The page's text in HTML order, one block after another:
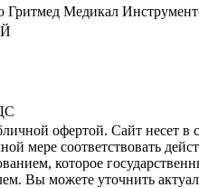
Гритмед Медикал
офертой. Сайт несет
мере соответствовать
которое
Вы можете уточнить